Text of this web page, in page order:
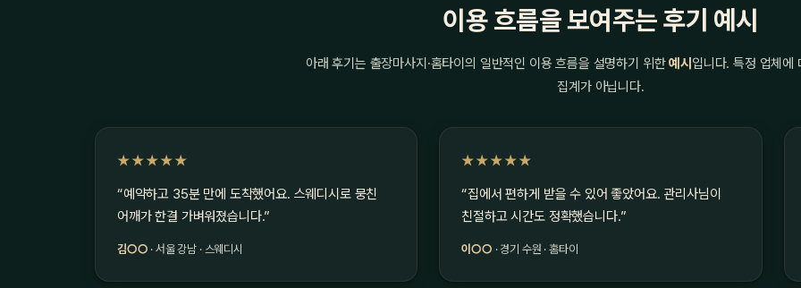
이용 흐름을 보여주는 후기 예시
아래 후기는 출장마사지·홈타이의 일반적인 이용 흐름을 설명하기 위한예시 입니다. 특정 업체에
집계가 아닙니다.
★★★★★
“예약하고 35분 만에 도착했어요. 스웨디시로 뭉친
어깨가 한결 가벼워졌습니다.”
김○○ · 서울 강남 · 스웨디시
★★★★★
“집에서 편하게 받을 수 있어 좋았어요. 관리사님이
친절하고 시간도 정확했습니다.”
이○○ · 경기 수원 · 홈타이